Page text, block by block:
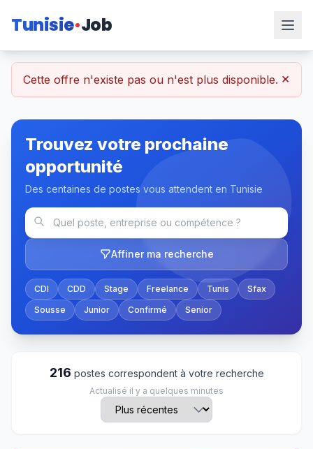
Tunisie Job
Cette offre n'existe pas ou n'est plus disponible. ×
Trouvez votre prochaine
opportunité
Des centaines de postes vous attendent en Tunisie
Affiner ma recherche
CDI CDD Stage Freelance Tunis
Sfax
Sousse
Junior Confirmé Senior
216 postes correspondent à votre recherche
Actualisé il y a quelques minutes